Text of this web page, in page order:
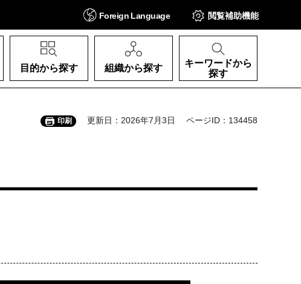
Foreign Language 閲覧補助機能
目的から探す 組織から探す
キーワードから
探す
印刷 更新日：2026年7月3日 ページID：134458